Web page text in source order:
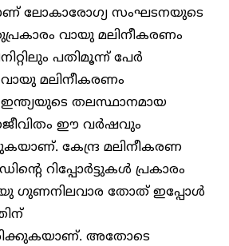
ലോകാരോഗ്യ സംഘടനയുടെ
വായു മലിനീകരണം
പതിമൂന്ന് പേർ
മലിനീകരണം
തലസ്ഥാനമായ
ഈ വർഷവും
കേന്ദ്ര മലിനീകരണ
റിപ്പോർട്ടുകൾ പ്രകാരം
ഗുണനിലവാര തോത് ഇപ്പോൾ
അതോടെ